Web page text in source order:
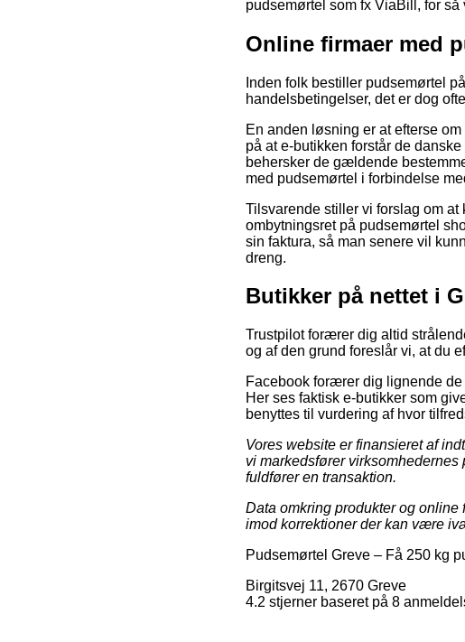
pudsemørtel som fx ViaBill, for
Online firmaer med
Inden folk bestiller pudsemørtel
handelsbetingelser, det er dog
En anden løsning er at efterse
på at e-butikken forstår de
behersker de gældende
med pudsemørtel i forbindelse
Tilsvarende stiller vi forslag om
ombytningsret på pudsemørtel
sin faktura, så man senere vil
dreng.
Butikker på nettet i
Trustpilot forærer dig altid
og af den grund foreslår vi, at du
Facebook forærer dig lignende
Her ses faktisk e-butikker som
benyttes til vurdering af hvor
Vores website er finansieret af
vi markedsfører
fuldfører en transaktion.
Data omkring produkter og
imod korrektioner der kan være
Pudsemørtel Greve – Få 250 kg
Birgitsvej 11, 2670 Greve
4.2 stjerner baseret på 8